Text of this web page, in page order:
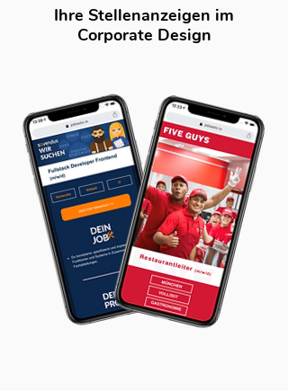
Ihre Stellenanzeigen im
Corporate Design